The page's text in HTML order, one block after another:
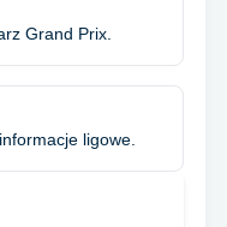
Grand Prix.
ligowe.